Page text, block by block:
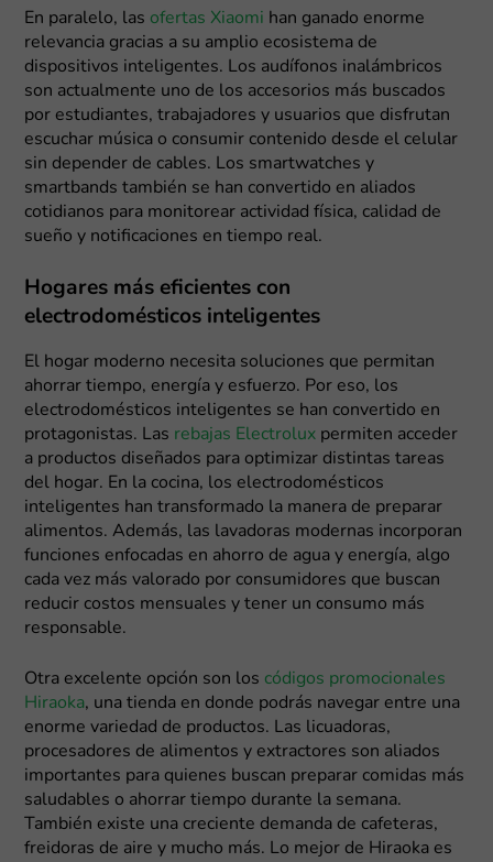
En paralelo, las ofertas Xiaomi han ganado enorme
relevancia gracias a su amplio ecosistema de
dispositivos inteligentes. Los audífonos inalámbricos
son actualmente uno de los accesorios más buscados
por estudiantes, trabajadores y usuarios que disfrutan
escuchar música o consumir contenido desde el celular
sin depender de cables. Los smartwatches y
smartbands también se han convertido en aliados
cotidianos para monitorear actividad física, calidad de
sueño y notificaciones en tiempo real.
Hogares más eficientes con
electrodomésticos inteligentes
El hogar moderno necesita soluciones que permitan
ahorrar tiempo, energía y esfuerzo. Por eso, los
electrodomésticos inteligentes se han convertido en
protagonistas. Las rebajas Electrolux permiten acceder
a productos diseñados para optimizar distintas tareas
del hogar. En la cocina, los electrodomésticos
inteligentes han transformado la manera de preparar
alimentos. Además, las lavadoras modernas incorporan
funciones enfocadas en ahorro de agua y energía, algo
cada vez más valorado por consumidores que buscan
reducir costos mensuales y tener un consumo más
responsable.
Otra excelente opción son los códigos promocionales
Hiraoka, una tienda en donde podrás navegar entre una
enorme variedad de productos. Las licuadoras,
procesadores de alimentos y extractores son aliados
importantes para quienes buscan preparar comidas más
saludables o ahorrar tiempo durante la semana.
También existe una creciente demanda de cafeteras,
freidoras de aire y mucho más. Lo mejor de Hiraoka es